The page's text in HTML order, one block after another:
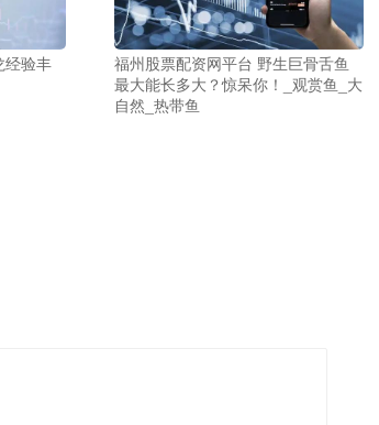
经验丰
福州股票配资网平台 野生巨骨舌鱼
最大能长多大？惊呆你！_观赏鱼_大
自然_热带鱼